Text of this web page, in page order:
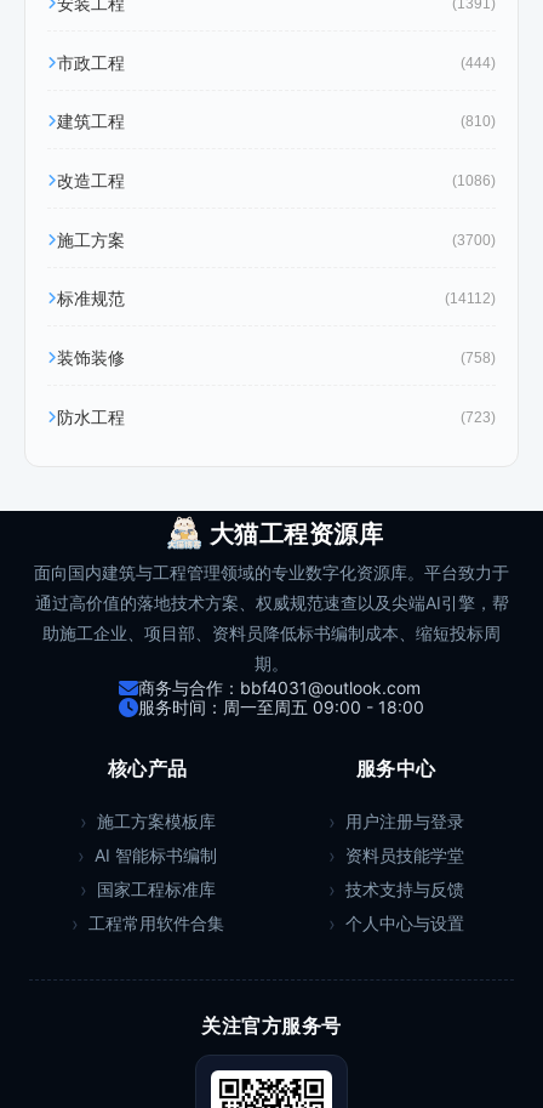
(1391)
市政工程 (444)
建筑工程 (810)
改造工程 (1086)
施工方案 (3700)
标准规范 (14112)
装饰装修 (758)
防水工程 (723)
大猫工程资源库
面向国内建筑与工程管理领域的专业数字化资源库。平台致力于
通过高价值的落地技术方案、权威规范速查以及尖端AI引擎，帮
助施工企业、项目部、资料员降低标书编制成本、缩短投标周
期。
商务与合作：bbf4031@outlook.com
服务时间：周一至周五 09:00 - 18:00
核心产品
施工方案模板库
AI 智能标书编制
国家工程标准库
工程常用软件合集
服务中心
用户注册与登录
资料员技能学堂
技术支持与反馈
个人中心与设置
关注官方服务号